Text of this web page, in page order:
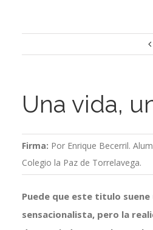
Una vida,
Firma: Por Enrique Becerril.
Colegio la Paz de Torrelavega.
Puede que este titulo
sensacionalista, pero la